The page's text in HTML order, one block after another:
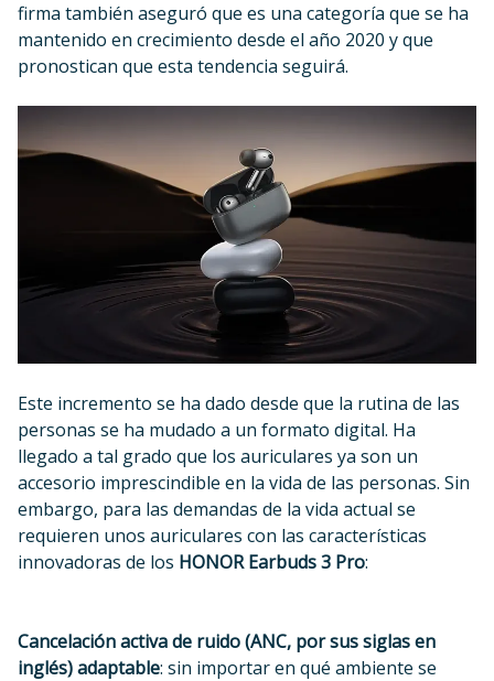
firma también aseguró que es una categoría que se ha
mantenido en crecimiento desde el año 2020 y que
pronostican que esta tendencia seguirá.
Este incremento se ha dado desde que la rutina de las
personas se ha mudado a un formato digital. Ha
llegado a tal grado que los auriculares ya son un
accesorio imprescindible en la vida de las personas. Sin
embargo, para las demandas de la vida actual se
requieren unos auriculares con las características
innovadoras de los HONOR Earbuds 3 Pro:
Cancelación activa de ruido (ANC, por sus siglas en
inglés) adaptable: sin importar en qué ambiente se